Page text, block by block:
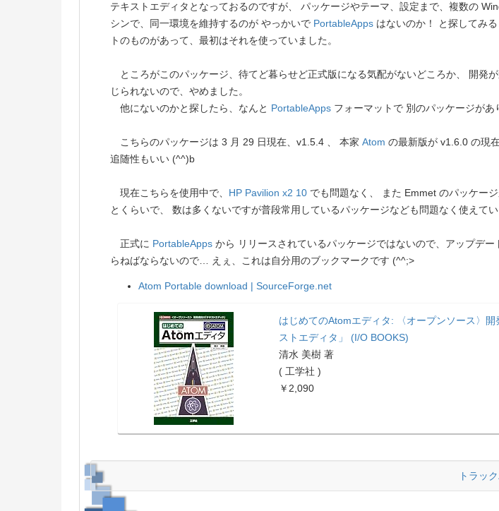
テキストエディタとなっておるのですが、 パッケージやテーマ、設定まで、複数の
シンで、同一環境を維持するのが やっかいで PortableApps はないのか！ と探してみ
トのものがあって、最初はそれを使っていました。
ところがこのパッケージ、待てど暮らせど正式版になる気配がないどころか、 開発
じられないので、やめました。
他にないのかと探したら、なんと PortableApps フォーマットで 別のパッケージがあ
こちらのパッケージは 3 月 29 日現在、v1.5.4 、 本家 Atom の最新版が v1.6.0 の現
追随性もいい (^^)b
現在こちらを使用中で、 HP Pavilion x2 10 でも問題なく、 また Emmet のパッケー
とくらいで、 数は多くないですが普段常用しているパッケージなども問題なく使えてい
正式に PortableApps から リリースされているパッケージではないので、アップデー
らねばならないので… えぇ、これは自分用のブックマークです (^^;>
Atom Portable download | SourceForge.net
はじめてのAtomエディタ: 〈オープンソース〉開
ストエディタ」 (I/O BOOKS)
清水 美樹 著
( 工学社 )
￥2,090
トラッ